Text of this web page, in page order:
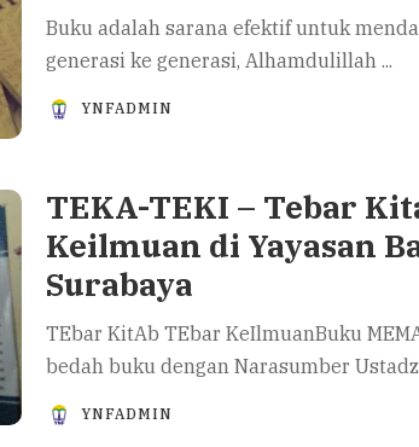
Buku adalah sarana efektif untuk
generasi ke generasi, Alhamdulillah ...
YNFADMIN
TEKA-TEKI – Tebar
Keilmuan di Yayasan
Surabaya
TEbar KitAb TEbar KeIlmuanBuku
bedah buku dengan Narasumber Ustadz
YNFADMIN